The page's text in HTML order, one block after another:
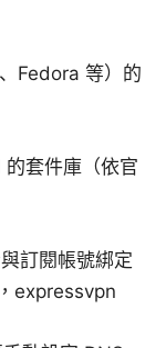
Fedora 等）的
套件庫（依官
訂閱帳號綁定
expressvpn